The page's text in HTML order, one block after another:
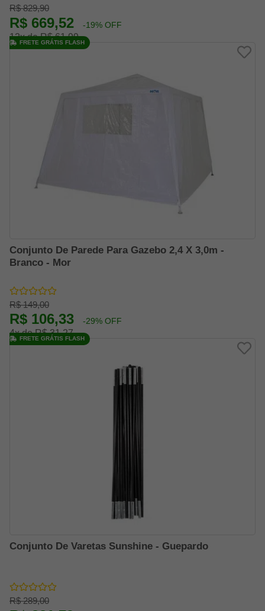
R$ 829,90
R$ 669,52 -19% OFF
12x de R$ 61,99
Conjunto De Parede Para Gazebo 2,4 X 3,0m -
Branco - Mor
R$ 149,00
R$ 106,33 -29% OFF
4x de R$ 31,27
FRETE GRÁTIS FLASH
Conjunto De Varetas Sunshine - Guepardo
R$ 289,00
FRETE GRÁTIS FLASH